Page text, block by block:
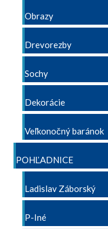
Obrazy
Drevorezby
Sochy
Dekorácie
Veľkonočný baránok
POHĽADNICE
Ladislav Záborský
P-Iné